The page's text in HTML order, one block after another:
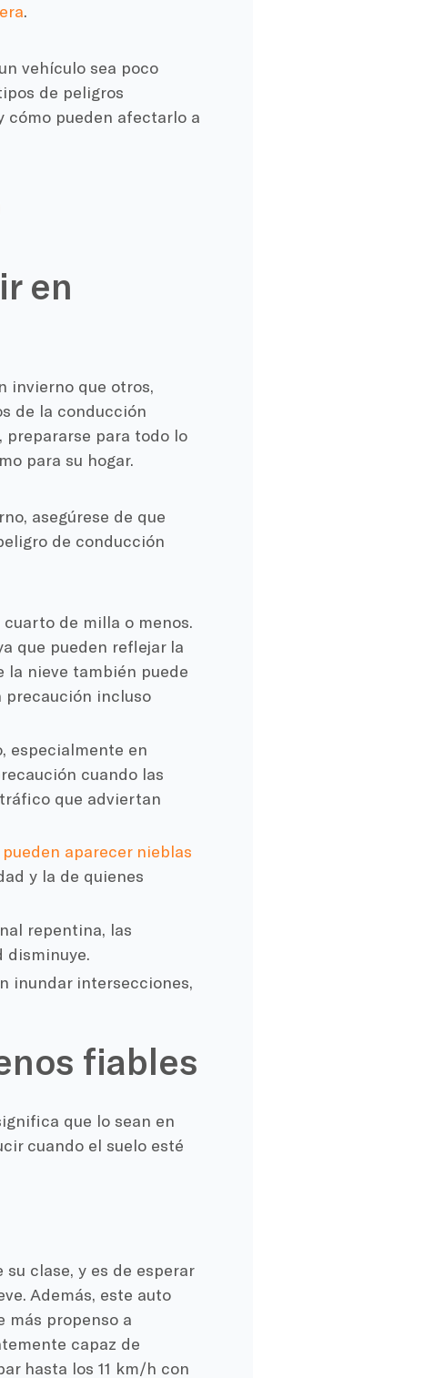
.
vehículo sea poco
de peligros
cómo pueden afectarlo a
en
invierno que otros,
de la conducción
prepararse para todo lo
para su hogar.
asegúrese de que
de conducción
de milla o menos.
que pueden reflejar la
la nieve también puede
precaución incluso
especialmente en
cuando las
que adviertan
pueden aparecer nieblas
y la de quienes
repentina, las
disminuye.
inundar intersecciones,
fiables
que lo sean en
cuando el suelo esté
clase, y es de esperar
Además, este auto
más propenso a
capaz de
hasta los 11 km/h con